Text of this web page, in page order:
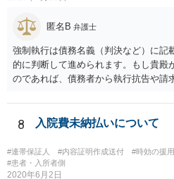
匿名B 弁護士
強制執行は債務名義（判決など）に記
的に判断して進められます。もし貴殿
のであれば、債務者から執行抗告や請
側が動く必要があります。
8 入院費未納払いについて
#連帯保証人 #内容証明作成送付 #時効の援用
#患者・入所者側
2020年6月2日